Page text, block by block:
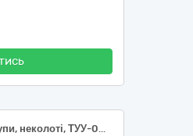
Деревина дров’яна, 1 групи, неколоті, ТУУ-00994207-005; Деревина дров’яна, 2 групи, неколоті, ТУУ-00994207-005 (код ДК 021:2015:03410000-7 – Деревина)